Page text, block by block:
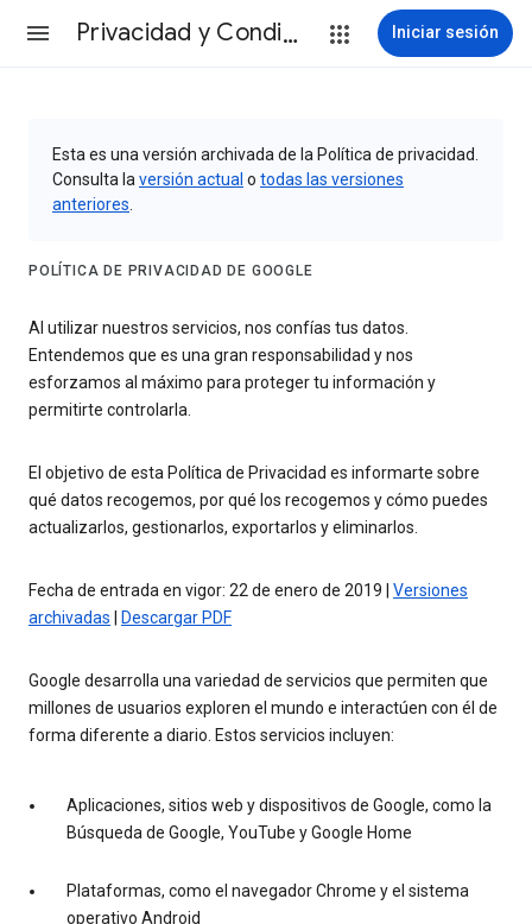
Privacidad y Condiciones Iniciar sesión
Esta es una versión archivada de la Política de privacidad.
Consulta la versión actual o todas las versiones
anteriores
POLÍTICA DE PRIVACIDAD DE GOOGLE
Al utilizar nuestros servicios, nos confías tus datos.
Entendemos que es una gran responsabilidad y nos
esforzamos al máximo para proteger tu información y
permitirte controlarla.
El objetivo de esta Política de Privacidad es informarte sobre
qué datos recogemos, por qué los recogemos y cómo puedes
actualizarlos, gestionarlos, exportarlos y eliminarlos.
Fecha de entrada en vigor: 22 de enero de 2019 | Versiones
archivadas
Descargar PDF
Google desarrolla una variedad de servicios que permiten que
millones de usuarios exploren el mundo e interactúen con él de
forma diferente a diario. Estos servicios incluyen:
Aplicaciones, sitios web y dispositivos de Google, como la
Búsqueda de Google, YouTube y Google Home
Plataformas, como el navegador Chrome y el sistema
operativo Android